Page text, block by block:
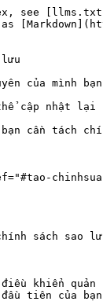
see
của mình
cập nhật lại
cần tách
sách sao
khiển
tiên của